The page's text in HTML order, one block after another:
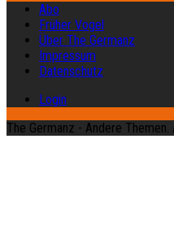
Abo
Früher Vogel
Über The Germanz
Impressum
Datenschutz
Login
The Germanz - Andere